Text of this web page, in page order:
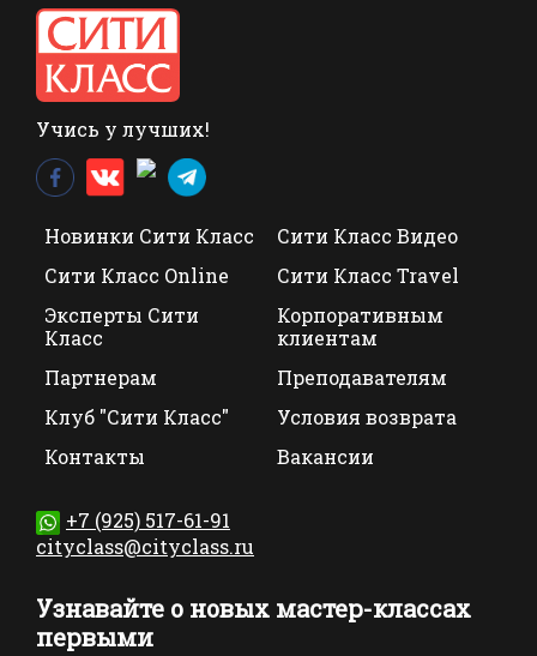
Учись у лучших!
Новинки Сити Класс
Сити Класс Видео
Сити Класс Online
Сити Класс Travel
Эксперты Сити
Класс
Корпоративным
клиентам
Партнерам
Преподавателям
Клуб "Сити Класс"
Условия возврата
Контакты
Вакансии
+7 (925) 517-61-91
cityclass@cityclass.ru
Узнавайте о новых мастер-классах
первыми